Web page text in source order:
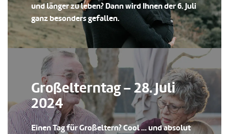
und länger zu leben? Dann wird Ihnen der 6. Juli
ganz besonders gefallen.
Großelterntag – 28. Juli
2024
Einen Tag für Großeltern? Cool … und absolut